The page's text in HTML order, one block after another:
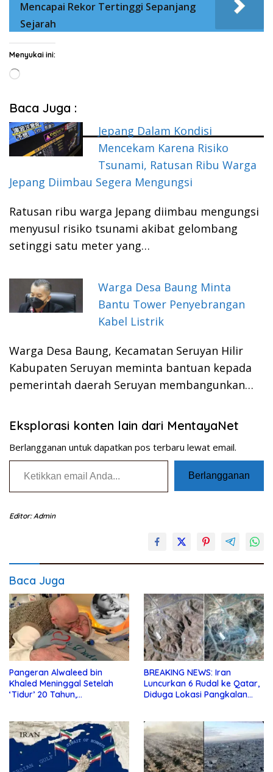
Mencapai Rekor Tertinggi Sepanjang
Sejarah
Menyukai ini:
Memuat...
Baca Juga :
Jepang Dalam Kondisi
Mencekam Karena Risiko
Tsunami, Ratusan Ribu Warga
Jepang Diimbau Segera Mengungsi
Ratusan ribu warga Jepang diimbau mengungsi
menyusul risiko tsunami akibat gelombang
setinggi satu meter yang…
Warga Desa Baung Minta
Bantu Tower Penyebrangan
Kabel Listrik
Warga Desa Baung, Kecamatan Seruyan Hilir
Kabupaten Seruyan meminta bantuan kepada
pemerintah daerah Seruyan membangunkan…
Eksplorasi konten lain dari MentayaNet
Berlangganan untuk dapatkan pos terbaru lewat email.
Ketikkan email Anda...
Berlangganan
Editor: Admin
Baca Juga
Pangeran Alwaleed bin
Khaled Meninggal Setelah
‘Tidur’ 20 Tahun,
BREAKING NEWS: Iran
Luncurkan 6 Rudal ke Qatar,
Diduga Lokasi Pangkalan